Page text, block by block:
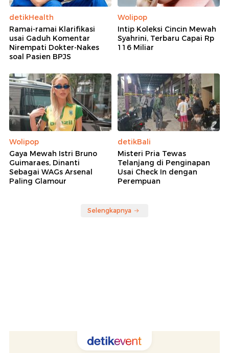
detikHealth
Ramai-ramai Klarifikasi
usai Gaduh Komentar
Nirempati Dokter-Nakes
soal Pasien BPJS
Wolipop
Intip Koleksi Cincin Mewah
Syahrini, Terbaru Capai Rp
116 Miliar
Wolipop
Gaya Mewah Istri Bruno
Guimaraes, Dinanti
Sebagai WAGs Arsenal
Paling Glamour
detikBali
Misteri Pria Tewas
Telanjang di Penginapan
Usai Check In dengan
Perempuan
Selengkapnya